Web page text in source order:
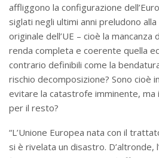
affliggono la configurazione
siglati negli ultimi anni preludono
originale dell’UE – cioè la mancanza
renda completa e coerente quella
contrario definibili come la
rischio decomposizione? Sono cioè
evitare la catastrofe imminente, ma
per il resto?
“L’Unione Europea nata con il
si è rivelata un disastro. D’altronde,